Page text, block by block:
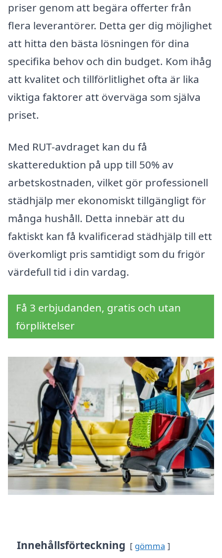
priser genom att begära offerter från
flera leverantörer. Detta ger dig möjlighet
att hitta den bästa lösningen för dina
specifika behov och din budget. Kom ihåg
att kvalitet och tillförlitlighet ofta är lika
viktiga faktorer att överväga som själva
priset.
Med RUT-avdraget kan du få
skattereduktion på upp till 50% av
arbetskostnaden, vilket gör professionell
städhjälp mer ekonomiskt tillgängligt för
många hushåll. Detta innebär att du
faktiskt kan få kvalificerad städhjälp till ett
överkomligt pris samtidigt som du frigör
värdefull tid i din vardag.
Få 3 erbjudanden, gratis och utan
förpliktelser
Innehållsförteckning gömma